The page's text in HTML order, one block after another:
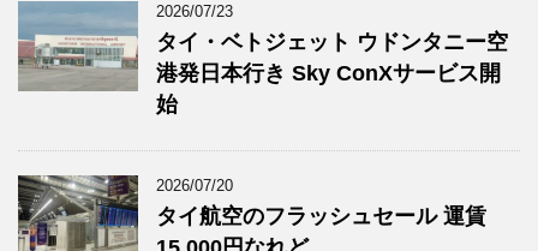
2026/07/23
タイ・ベトジェット ウドンタニー空
港発日本行き Sky ConXサービス開
始
2026/07/20
タイ航空のフラッシュセール 運賃